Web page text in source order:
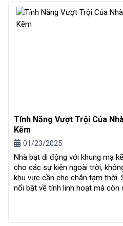
Tính Năng Vượt Trội Của
Kẽm
01/23/2025
Nhà bạt di động với khung mạ
cho các sự kiện ngoài trời,
khu vực cần che chắn tạm thời.
nổi bật về tính linh hoạt mà